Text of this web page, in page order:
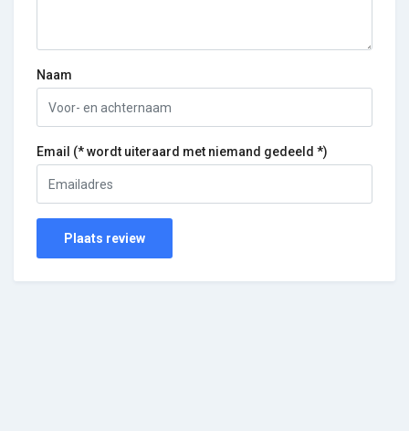
Naam
Email (* wordt uiteraard met niemand gedeeld *)
Plaats review